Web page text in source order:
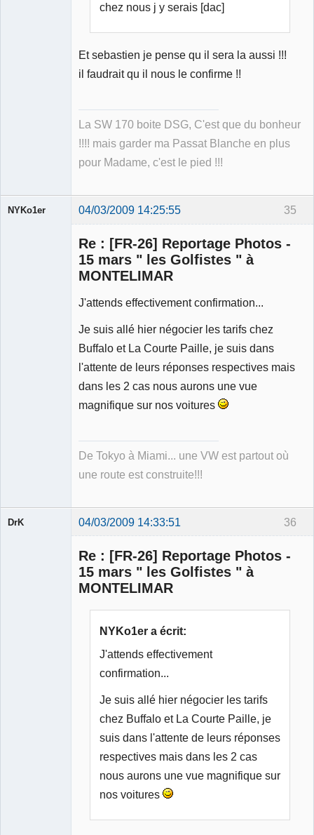
chez nous j y serais [dac]
Et sebastien je pense qu il sera la aussi !!!
il faudrait qu il nous le confirme !!
La SW 170 boite DSG, C'est que du bonheur
!!!! mais garder ma Passat Blanche en plus
pour Madame, c'est le pied !!!
35
NYKo1er 04/03/2009 14:25:55
Re : [FR-26] Reportage Photos -
15 mars " les Golfistes " à
MONTELIMAR
J'attends effectivement confirmation...
Je suis allé hier négocier les tarifs chez
Buffalo et La Courte Paille, je suis dans
l'attente de leurs réponses respectives mais
dans les 2 cas nous aurons une vue
magnifique sur nos voitures
De Tokyo à Miami... une VW est partout où
une route est construite!!!
36
DrK 04/03/2009 14:33:51
Re : [FR-26] Reportage Photos -
15 mars " les Golfistes " à
MONTELIMAR
NYKo1er a écrit:
J'attends effectivement
confirmation...
Je suis allé hier négocier les tarifs
chez Buffalo et La Courte Paille, je
suis dans l'attente de leurs réponses
respectives mais dans les 2 cas
nous aurons une vue magnifique sur
nos voitures